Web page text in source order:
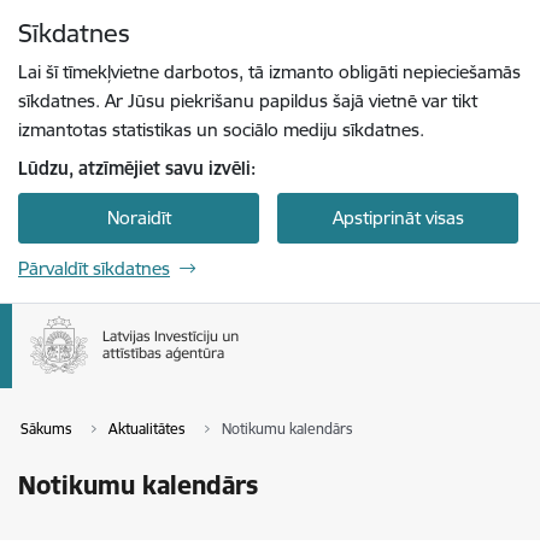
Sīkdatnes
Lai šī tīmekļvietne darbotos, tā izmanto obligāti nepieciešamās
sīkdatnes. Ar Jūsu piekrišanu papildus šajā vietnē var tikt
izmantotas statistikas un sociālo mediju sīkdatnes.
Lūdzu, atzīmējiet savu izvēli:
Noraidīt Apstiprināt visas
Pārvaldīt sīkdatnes
Sākums Aktualitātes Notikumu kalendārs
Notikumu kalendārs